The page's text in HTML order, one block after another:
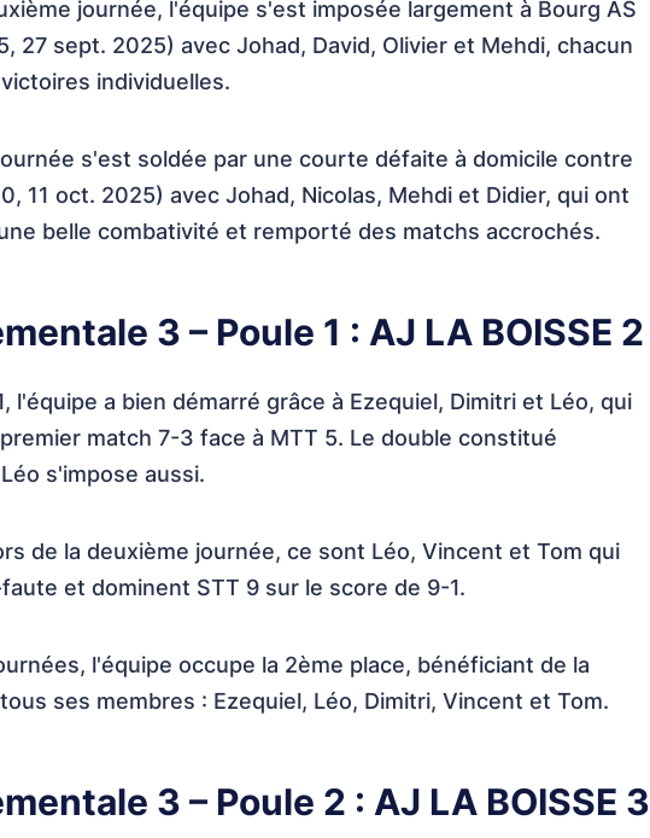
journée, l'équipe s'est imposée largement à Bourg AS
27 sept. 2025) avec Johad, David, Olivier et Mehdi, chacun
individuelles.
s'est soldée par une courte défaite à domicile contre
11 oct. 2025) avec Johad, Nicolas, Mehdi et Didier, qui ont
belle combativité et remporté des matchs accrochés.
3 – Poule 1 : AJ LA BOISSE 2
l'équipe a bien démarré grâce à Ezequiel, Dimitri et Léo, qui
match 7-3 face à MTT 5. Le double constitué
s'impose aussi.
de la deuxième journée, ce sont Léo, Vincent et Tom qui
et dominent STT 9 sur le score de 9-1.
l'équipe occupe la 2ème place, bénéficiant de la
ses membres : Ezequiel, Léo, Dimitri, Vincent et Tom.
3 – Poule 2 : AJ LA BOISSE 3